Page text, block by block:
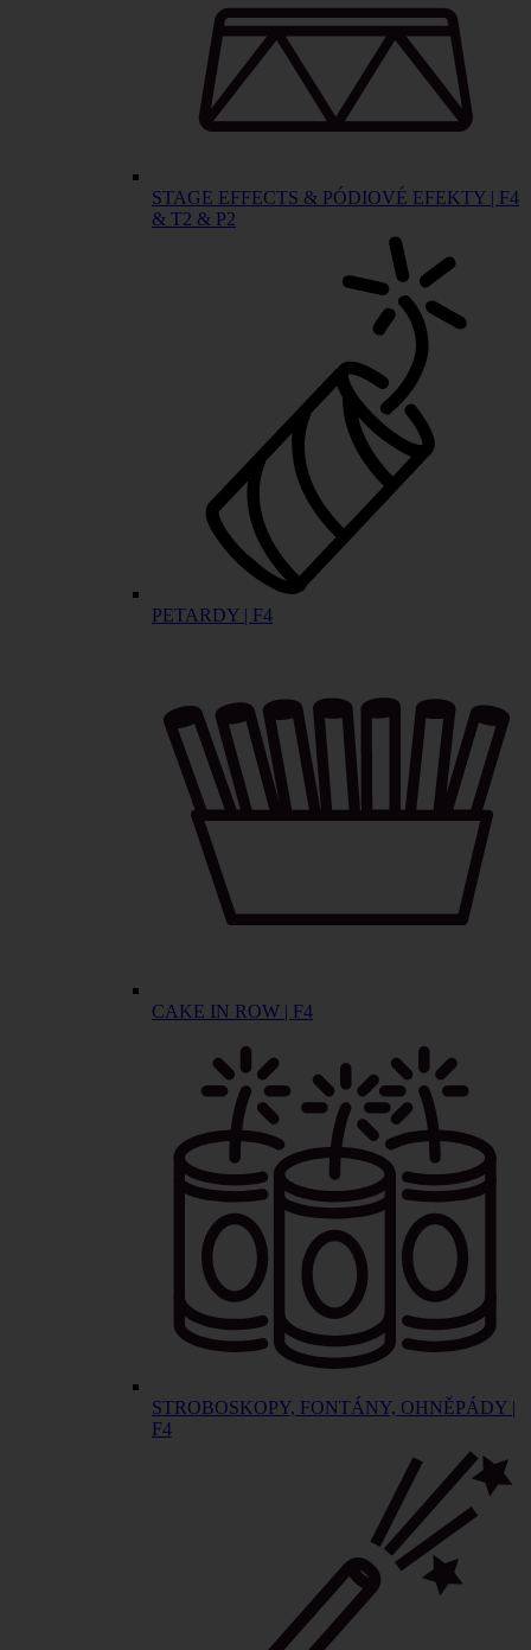
STAGE EFFECTS & PÓDIOVÉ EFEKTY | F4
& T2 & P2
PETARDY | F4
CAKE IN ROW | F4
STROBOSKOPY, FONTÁNY, OHNĚPÁDY |
F4